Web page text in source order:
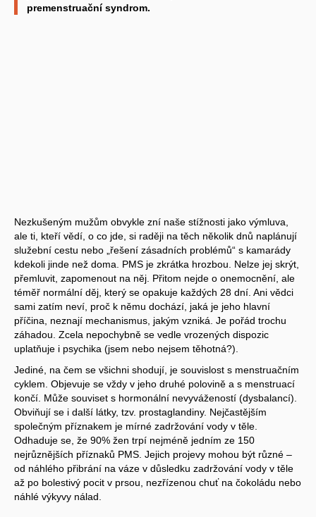
premenstruační syndrom.
Nezkušeným mužům obvykle zní naše stížnosti jako výmluva,
ale ti, kteří vědí, o co jde, si raději na těch několik dnů naplánují
služební cestu nebo „řešení zásadních problémů“ s kamarády
kdekoli jinde než doma. PMS je zkrátka hrozbou. Nelze jej skrýt,
přemluvit, zapomenout na něj. Přitom nejde o onemocnění, ale
téměř normální děj, který se opakuje každých 28 dní. Ani vědci
sami zatím neví, proč k němu dochází, jaká je jeho hlavní
příčina, neznají mechanismus, jakým vzniká. Je pořád trochu
záhadou. Zcela nepochybně se vedle vrozených dispozic
uplatňuje i psychika (jsem nebo nejsem těhotná?).
Jediné, na čem se všichni shodují, je souvislost s menstruačním
cyklem. Objevuje se vždy v jeho druhé polovině a s menstruací
končí. Může souviset s hormonální nevyvážeností (dysbalancí).
Obviňují se i další látky, tzv. prostaglandiny. Nejčastějším
společným příznakem je mírné zadržování vody v těle.
Odhaduje se, že 90% žen trpí nejméně jedním ze 150
nejrůznějších příznaků PMS. Jejich projevy mohou být různé –
od náhlého přibrání na váze v důsledku zadržování vody v těle
až po bolestivý pocit v prsou, nezřízenou chuť na čokoládu nebo
náhlé výkyvy nálad.